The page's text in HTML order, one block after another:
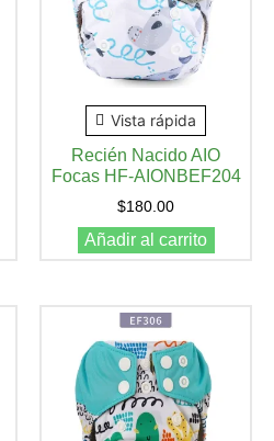
Vista rápida
Recién Nacido AIO
Focas HF-AIONBEF204
$180.00
Añadir al carrito